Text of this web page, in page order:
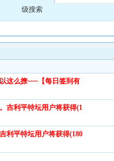
级搜索
这么撩~~~【每日签到有
吉利平特坛用户将获得(1
利平特坛用户将获得(180